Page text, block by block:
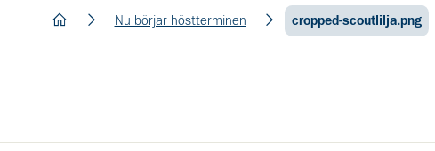
hem Nu börjar höstterminen cropped-scoutlilja.png